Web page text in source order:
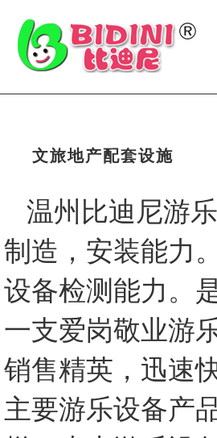
文旅地产配套设施
温州比迪尼游
制造，安装能力
设备检测能力。
一支爱岗敬业游
销售精英，迅速
主要游乐设备产